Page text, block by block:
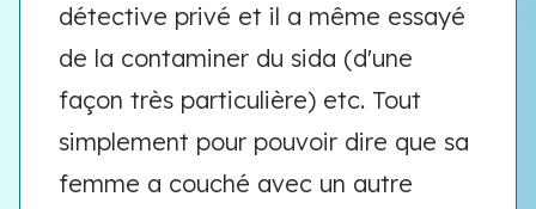
détective privé et il a même essayé
de la contaminer du sida (d'une
façon très particulière) etc. Tout
simplement pour pouvoir dire que sa
femme a couché avec un autre